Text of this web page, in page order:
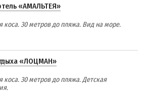
ЖИЛЬЯ
«АМАЛЬТЕЯ»
коса. 30 метров до пляжа. Вид на море.
«ЛОЦМАН»
коса. 30 метров до пляжа. Детская